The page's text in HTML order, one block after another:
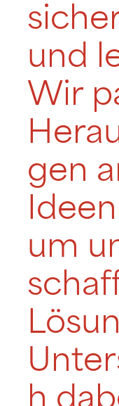
und
Wir
gen
um